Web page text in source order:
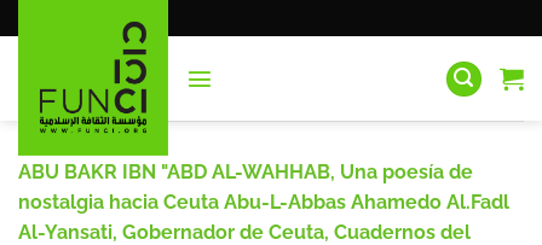
al
ABU BAKR IBN "ABD AL-WAHHAB, Una poesía de
nostalgia hacia Ceuta Abu-L-Abbas Ahamedo Al.Fadl
Al-Yansati, Gobernador de Ceuta, Cuadernos del